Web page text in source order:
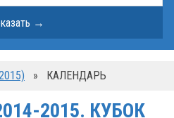
» КАЛЕНДАРЬ
2015. КУБОК